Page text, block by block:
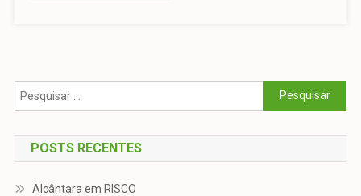
Pesquisar
por:
POSTS RECENTES
Alcântara em RISCO